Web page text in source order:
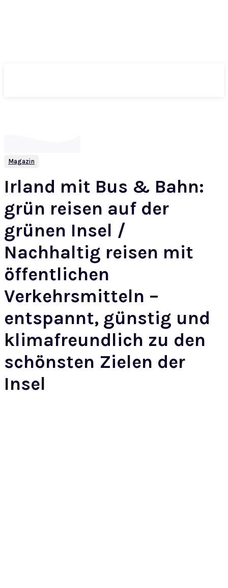
Magazin
Irland mit Bus & Bahn:
grün reisen auf der
grünen Insel /
Nachhaltig reisen mit
öffentlichen
Verkehrsmitteln –
entspannt, günstig und
klimafreundlich zu den
schönsten Zielen der
Insel